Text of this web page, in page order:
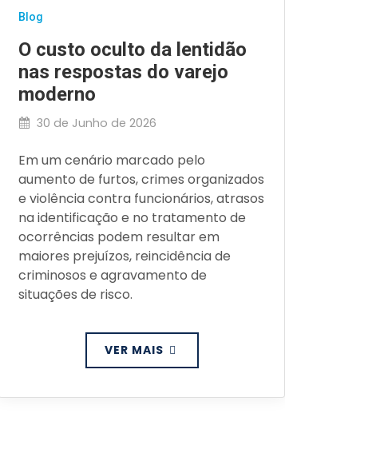
Blog
O custo oculto da lentidão
nas respostas do varejo
moderno
30 de Junho de 2026
Em um cenário marcado pelo
aumento de furtos, crimes organizados
e violência contra funcionários, atrasos
na identificação e no tratamento de
ocorrências podem resultar em
maiores prejuízos, reincidência de
criminosos e agravamento de
situações de risco.
VER MAIS